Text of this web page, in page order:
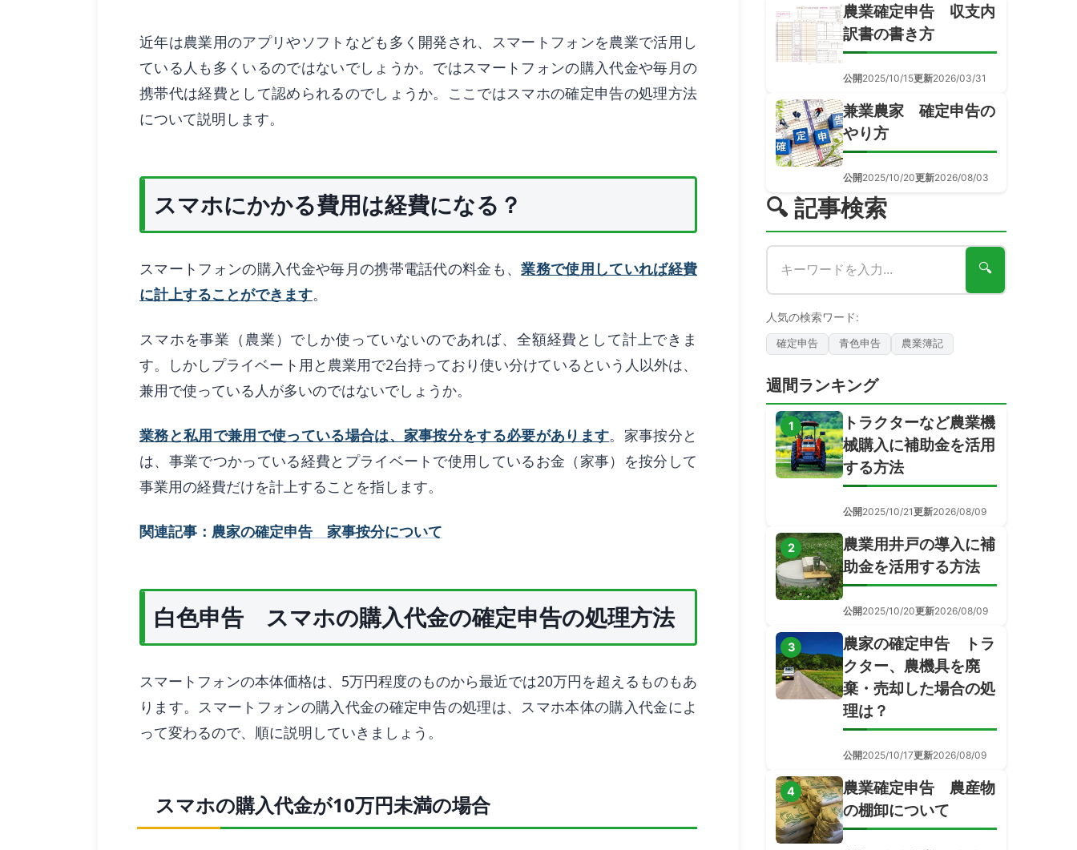
近年は農業用のアプリやソフトなども多く開発され、スマートフォンを農業で活用し
ている人も多くいるのではないでしょうか。ではスマートフォンの購入代金や毎月の
携帯代は経費として認められるのでしょうか。ここではスマホの確定申告の処理方法
について説明します。
スマホにかかる費用は経費になる？
スマートフォンの購入代金や毎月の携帯電話代の料金も、業務で使用していれば経費
に計上することができます。
スマホを事業（農業）でしか使っていないのであれば、全額経費として計上できま
す。しかしプライベート用と農業用で2台持っており使い分けているという人以外は、
兼用で使っている人が多いのではないでしょうか。
業務と私用で兼用で使っている場合は、家事按分をする必要があります。家事按分と
は、事業でつかっている経費とプライベートで使用しているお金（家事）を按分して
事業用の経費だけを計上することを指します。
関連記事： 農家の確定申告 家事按分について
白色申告 スマホの購入代金の確定申告の処理方法
スマートフォンの本体価格は、5万円程度のものから最近では20万円を超えるものもあ
ります。スマートフォンの購入代金の確定申告の処理は、スマホ本体の購入代金によ
って変わるので、順に説明していきましょう。
スマホの購入代金が10万円未満の場合
農業確定申告 収支内
訳書の書き方
公開2025/10/15更新2026/03/31
兼業農家 確定申告の
やり方
公開2025/10/20更新2026/08/03
🔍 記事検索
🔍
人気の検索ワード:
確定申告 青色申告 農業簿記
週間ランキング
1
トラクターなど農業機
械購入に補助金を活用
する方法
公開2025/10/21更新2026/08/09
2
農業用井戸の導入に補
助金を活用する方法
公開2025/10/20更新2026/08/09
3
農家の確定申告 トラ
クター、農機具を廃
棄・売却した場合の処
理は？
公開2025/10/17更新2026/08/09
4
農業確定申告 農産物
の棚卸について